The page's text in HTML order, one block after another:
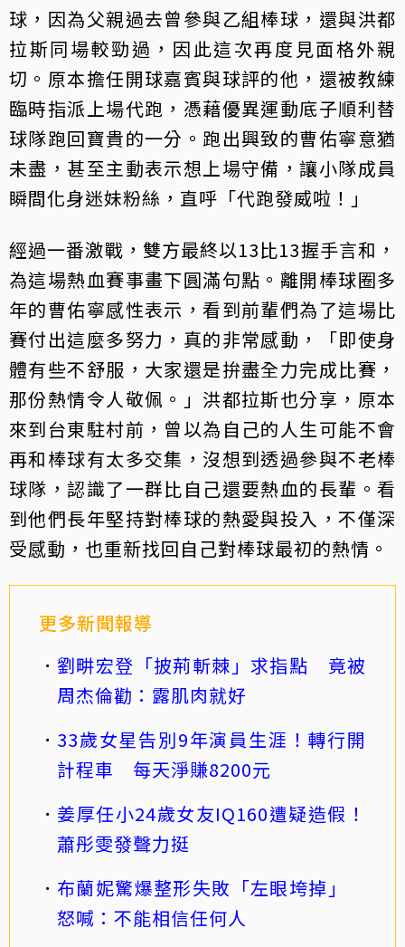
球，因為父親過去曾參與乙組棒球，還與洪都
拉斯同場較勁過，因此這次再度見面格外親
切。原本擔任開球嘉賓與球評的他，還被教練
臨時指派上場代跑，憑藉優異運動底子順利替
球隊跑回寶貴的一分。跑出興致的曹佑寧意猶
未盡，甚至主動表示想上場守備，讓小隊成員
瞬間化身迷妹粉絲，直呼「代跑發威啦！」
經過一番激戰，雙方最終以13比13握手言和，
為這場熱血賽事畫下圓滿句點。離開棒球圈多
年的曹佑寧感性表示，看到前輩們為了這場比
賽付出這麼多努力，真的非常感動，「即使身
體有些不舒服，大家還是拚盡全力完成比賽，
那份熱情令人敬佩。」洪都拉斯也分享，原本
來到台東駐村前，曾以為自己的人生可能不會
再和棒球有太多交集，沒想到透過參與不老棒
球隊，認識了一群比自己還要熱血的長輩。看
到他們長年堅持對棒球的熱愛與投入，不僅深
受感動，也重新找回自己對棒球最初的熱情。
更多新聞報導
劉畊宏登「披荊斬棘」求指點 竟被
周杰倫勸：露肌肉就好
33歲女星告別9年演員生涯！轉行開
計程車 每天淨賺8200元
姜厚任小24歲女友IQ160遭疑造假！
蕭彤雯發聲力挺
布蘭妮驚爆整形失敗「左眼垮掉」
怒喊：不能相信任何人